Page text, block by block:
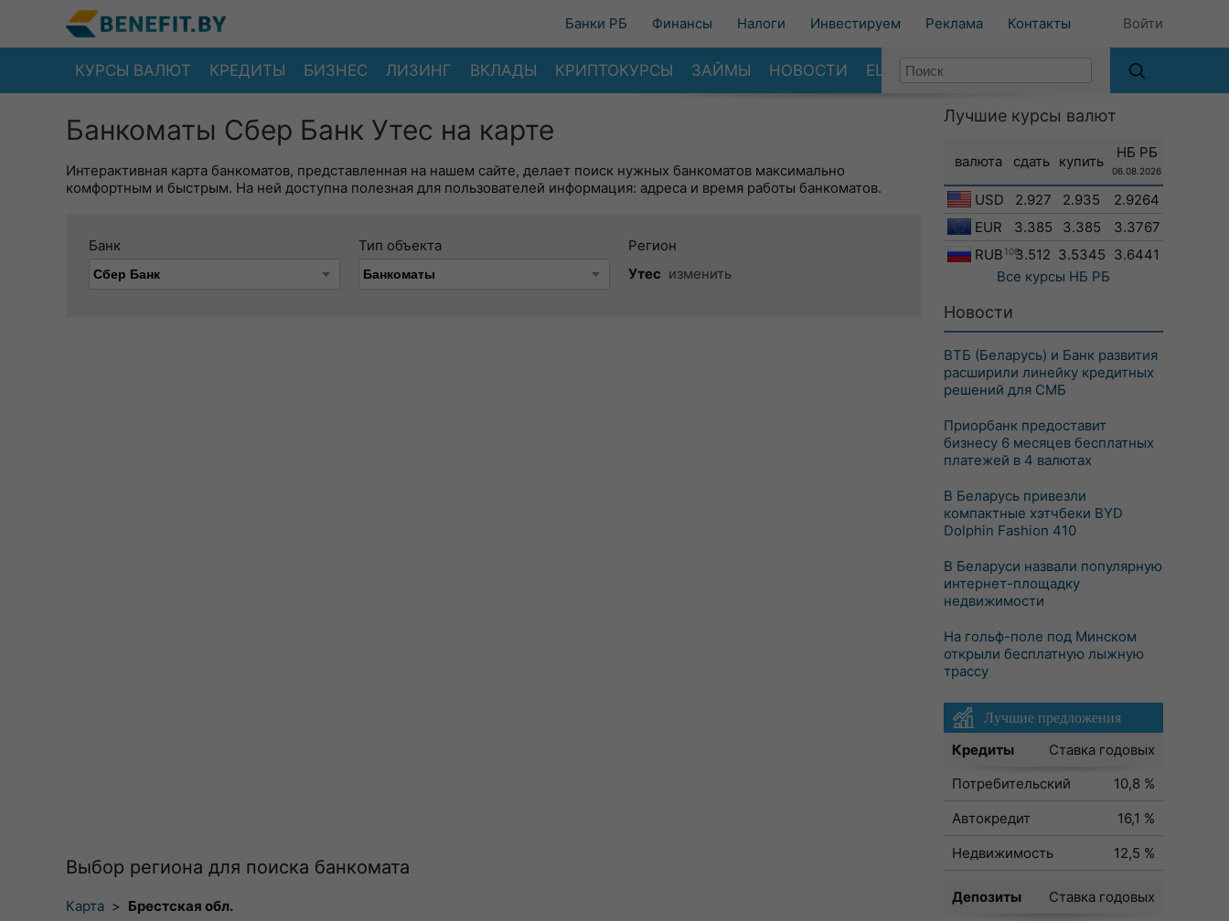
Банки РБ Финансы Налоги Инвестируем Реклама Контакты Войти
КУРСЫ ВАЛЮТ КРЕДИТЫ БИЗНЕС ЛИЗИНГ ВКЛАДЫ КРИПТОКУРСЫ ЗАЙМЫ НОВОСТИ ЕЩЕ
Банкоматы Сбер Банк Утес на карте
Интерактивная карта банкоматов, представленная на нашем сайте, делает поиск нужных банкоматов максимально
комфортным и быстрым. На ней доступна полезная для пользователей информация: адреса и время работы банкоматов.
Банк Тип объекта
Регион
Утес изменить
Выбор региона для поиска банкомата
Карта > Брестская обл.
Лучшие курсы валют
валюта сдать купить
НБ РБ
06.08.2026
USD 2.927 2.935
2.9264
EUR
3.385 3.385
3.3767
RUB 1003.512 3.5345 3.6441
Все курсы НБ РБ
Новости
ВТБ (Беларусь) и Банк развития
расширили линейку кредитных
решений для СМБ
Приорбанк предоставит
бизнесу 6 месяцев бесплатных
платежей в 4 валютах
В Беларусь привезли
компактные хэтчбеки BYD
Dolphin Fashion 410
В Беларуси назвали популярную
интернет-площадку
недвижимости
На гольф-поле под Минском
открыли бесплатную лыжную
трассу
Лучшие предложения
Кредиты
Ставка годовых
Потребительский
10,8 %
Автокредит
16,1 %
Недвижимость
12,5 %
Депозиты
Ставка годовых